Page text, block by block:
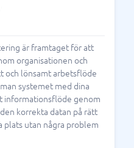
är framtaget för att
organisationen och
och lönsamt arbetsflöde
systemet med dina
informationsflöde genom
korrekta datan på rätt
plats utan några problem